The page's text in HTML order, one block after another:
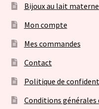
Bijoux au lait
Mon compte
Mes commandes
Contact
Politique de
Conditions générales